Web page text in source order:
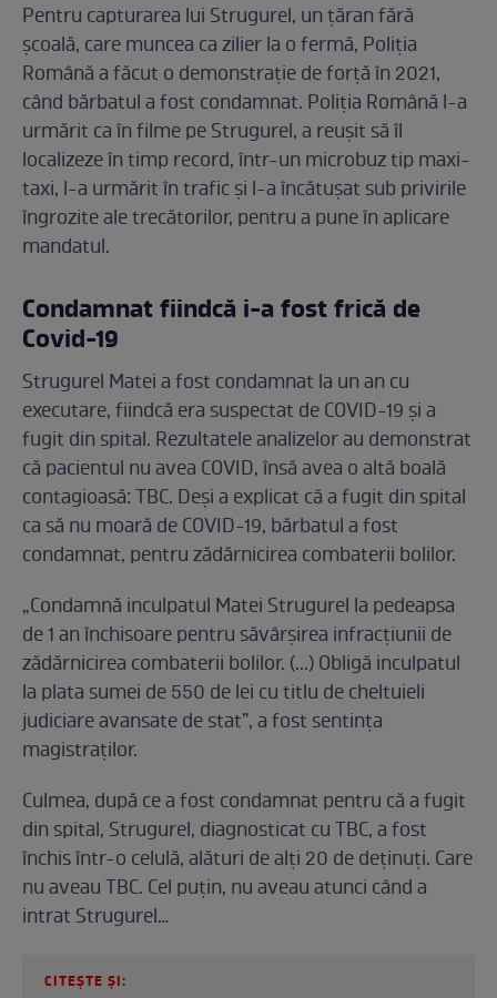
Pentru capturarea lui Strugurel, un țăran fără
școală, care muncea ca zilier la o fermă, Poliția
Română a făcut o demonstrație de forță în 2021,
când bărbatul a fost condamnat. Poliția Română l-a
urmărit ca în filme pe Strugurel, a reușit să îl
localizeze în timp record, într-un microbuz tip maxi-
taxi, l-a urmărit în trafic și l-a încătușat sub privirile
îngrozite ale trecătorilor, pentru a pune în aplicare
mandatul.
Condamnat fiindcă i-a fost frică de
Covid-19
Strugurel Matei a fost condamnat la un an cu
executare, fiindcă era suspectat de COVID-19 și a
fugit din spital. Rezultatele analizelor au demonstrat
că pacientul nu avea COVID, însă avea o altă boală
contagioasă: TBC. Deși a explicat că a fugit din spital
ca să nu moară de COVID-19, bărbatul a fost
condamnat, pentru zădărnicirea combaterii bolilor.
„Condamnă inculpatul Matei Strugurel la pedeapsa
de 1 an închisoare pentru săvârșirea infracțiunii de
zădărnicirea combaterii bolilor. (...) Obligă inculpatul
la plata sumei de 550 de lei cu titlu de cheltuieli
judiciare avansate de stat”, a fost sentința
magistraților.
Culmea, după ce a fost condamnat pentru că a fugit
din spital, Strugurel, diagnosticat cu TBC, a fost
închis într-o celulă, alături de alți 20 de deținuți. Care
nu aveau TBC. Cel puțin, nu aveau atunci când a
intrat Strugurel…
CITEȘTE ȘI: